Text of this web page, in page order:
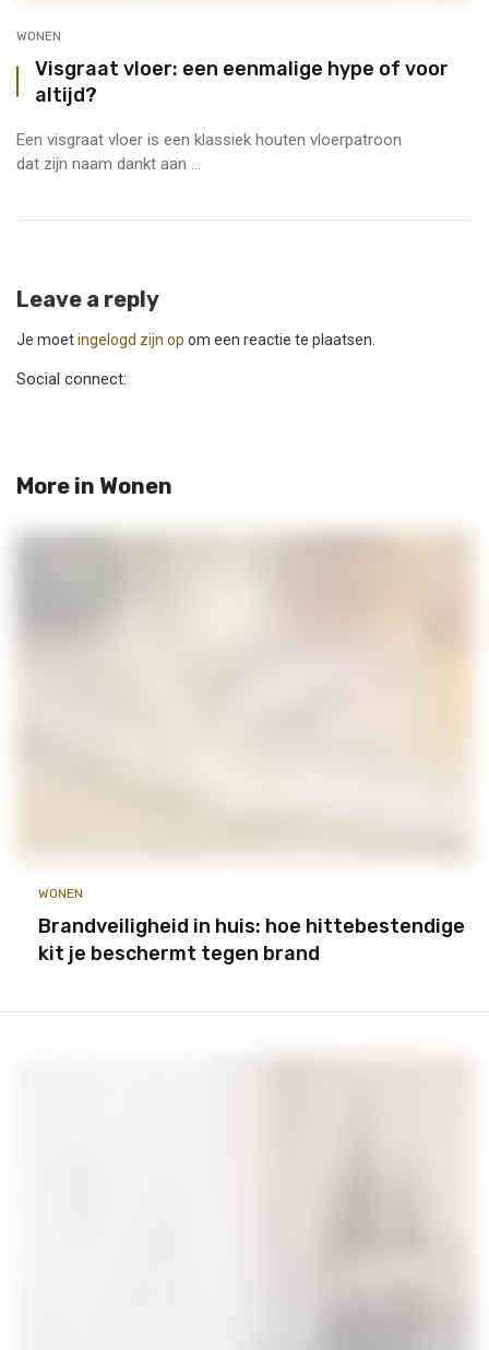
WONEN
Visgraat vloer: een eenmalige hype of voor
altijd?
Een visgraat vloer is een klassiek houten vloerpatroon
dat zijn naam dankt aan ...
Leave a reply
Je moetingelogd zijn op om een reactie te plaatsen.
Social connect:
More in Wonen
WONEN
Brandveiligheid in huis: hoe hittebestendige
kit je beschermt tegen brand